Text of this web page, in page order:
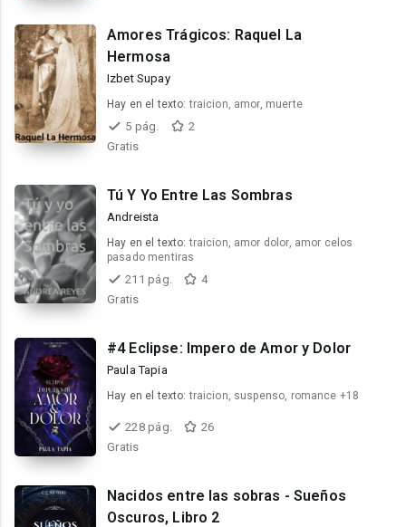
Amores Trágicos: Raquel La
Hermosa
Izbet Supay
Hay en el texto:traicion, amor, muerte
5 pág.
2
Gratis
Tú Y Yo Entre Las Sombras
Andreista
Hay en el texto:traicion, amor dolor, amor celos
pasado mentiras
211 pág.
4
Gratis
#4 Eclipse: Impero de Amor y Dolor
Paula Tapia
Hay en el texto:traicion, suspenso, romance +18
228 pág.
26
Gratis
Nacidos entre las sobras - Sueños
Oscuros, Libro 2